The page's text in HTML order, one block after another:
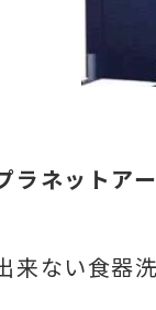
ラネットア
来ない食器